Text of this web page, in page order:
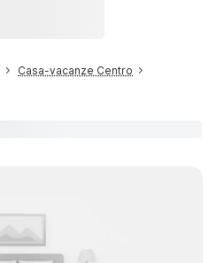
Casa-vacanze Centro